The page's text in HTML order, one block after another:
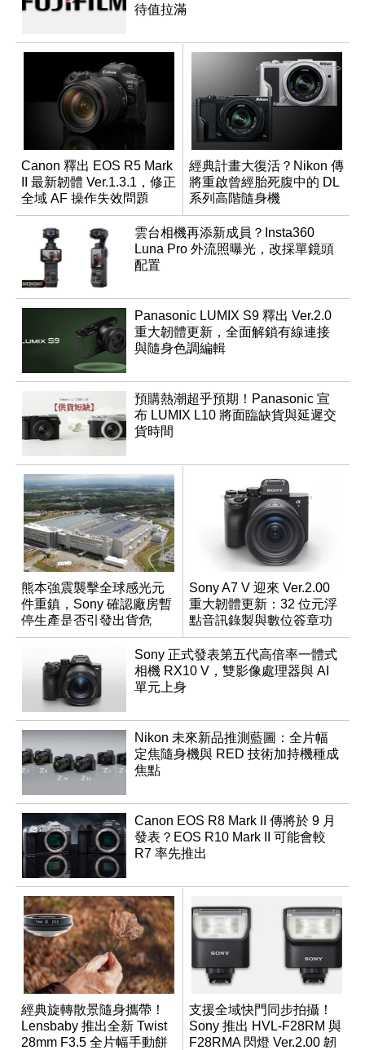
待值拉滿
Canon 釋出 EOS R5 Mark
II 最新韌體 Ver.1.3.1，修正
全域 AF 操作失效問題
經典計畫大復活？Nikon 傳
將重啟曾經胎死腹中的 DL
系列高階隨身機
雲台相機再添新成員？Insta360
Luna Pro 外流照曝光，改採單鏡頭
配置
Panasonic LUMIX S9 釋出 Ver.2.0
重大韌體更新，全面解鎖有線連接
與隨身色調編輯
預購熱潮超乎預期！Panasonic 宣
布 LUMIX L10 將面臨缺貨與延遲交
貨時間
熊本強震襲擊全球感光元
件重鎮，Sony 確認廠房暫
停生產是否引發出貨危
機？
Sony A7 V 迎來 Ver.2.00
重大韌體更新：32 位元浮
點音訊錄製與數位簽章功
能登場
Sony 正式發表第五代高倍率一體式
相機 RX10 V，雙影像處理器與 AI
單元上身
Nikon 未來新品推測藍圖：全片幅
定焦隨身機與 RED 技術加持機種成
焦點
Canon EOS R8 Mark II 傳將於 9 月
發表？EOS R10 Mark II 可能會較
R7 率先推出
經典旋轉散景隨身攜帶！
Lensbaby 推出全新 Twist
28mm F3.5 全片幅手動餅
支援全域快門同步拍攝！
Sony 推出 HVL-F28RM 與
F28RMA 閃燈 Ver.2.00 韌